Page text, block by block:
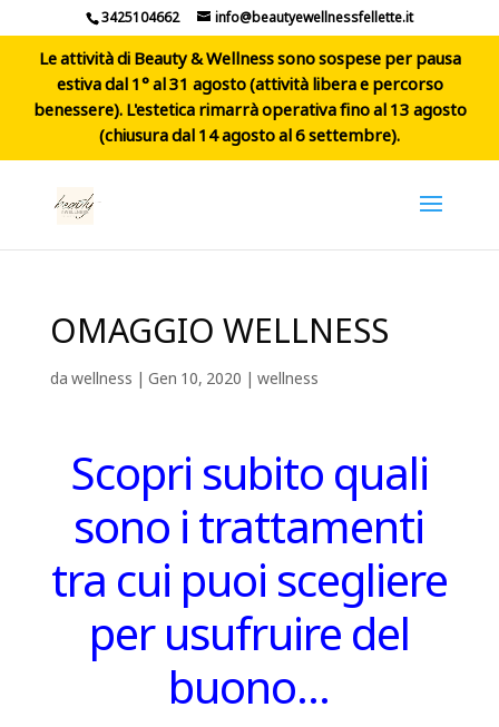
3425104662 info@beautyewellnessfellette.it
Le attività di Beauty & Wellness sono sospese per pausa
estiva dal 1° al 31 agosto (attività libera e percorso
benessere). L'estetica rimarrà operativa fino al 13 agosto
(chiusura dal 14 agosto al 6 settembre).
OMAGGIO WELLNESS
dawellness | Gen 10, 2020 | wellness
Scopri subito quali
sono i trattamenti
tra cui puoi scegliere
per usufruire del
buono…